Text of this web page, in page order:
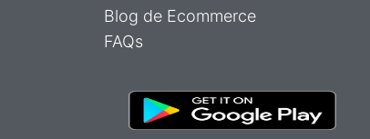
Blog de Ecommerce
FAQs